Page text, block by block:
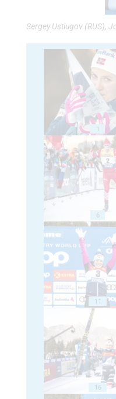
Sergey Ustiugov (RUS),
1
6
11
16